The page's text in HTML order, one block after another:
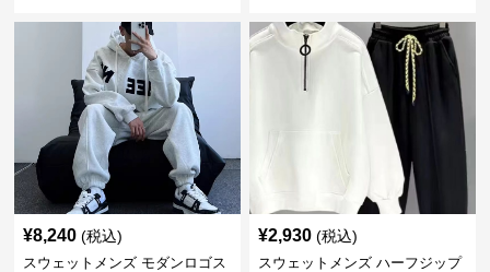
¥8,240 (税込)
スウェットメンズ モダンロゴス
¥2,930 (税込)
スウェットメンズ ハーフジップ